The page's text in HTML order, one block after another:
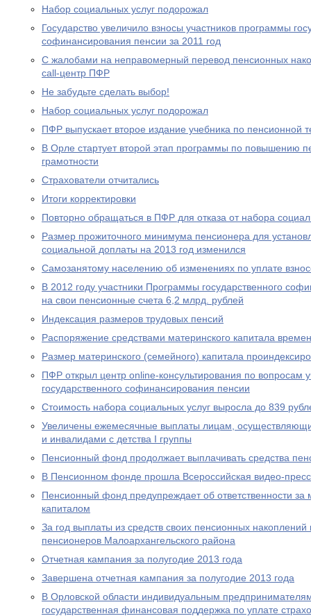
Набор социальных услуг подорожал
Государство увеличило взносы участников программы
софинансирования пенсии за 2011 год
С жалобами на неправомерный перевод пенсионных
call-центр ПФР
Не забудьте сделать выбор!
Набор социальных услуг подорожал
ПФР выпускает второе издание учебника по пенсионной
В Орле стартует второй этап программы по повышению
грамотности
Страхователи отчитались
Итоги корректировки
Повторно обращаться в ПФР для отказа от набора
Размер прожиточного минимума пенсионера для
социальной доплаты на 2013 год изменился
Самозанятому населению об изменениях по уплате
В 2012 году участники Программы государственного
на свои пенсионные счета 6,2 млрд. рублей
Индексация размеров трудовых пенсий
Распоряжение средствами материнского капитала
Размер материнского (семейного) капитала
ПФР открыл центр online-консультирования по вопросам
государственного софинансирования пенсии
Стоимость набора социальных услуг выросла до 839
Увеличены ежемесячные выплаты лицам,
и инвалидами с детства I группы
Пенсионный фонд продолжает выплачивать средства
В Пенсионном фонде прошла Всероссийская видео-
Пенсионный фонд предупреждает об ответственности
капиталом
За год выплаты из средств своих пенсионных накоплений
пенсионеров Малоархангельского района
Отчетная кампания за полугодие 2013 года
Завершена отчетная кампания за полугодие 2013 года
В Орловской области индивидуальным
государственная финансовая поддержка по уплате